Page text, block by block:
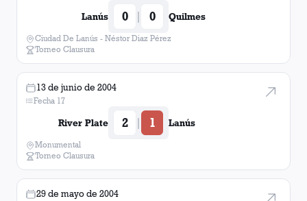
Lanús 0 | 0 Quilmes
Ciudad De Lanús - Néstor Diaz Pérez
Torneo Clausura
13 de junio de 2004
Fecha 17
River Plate 2 | 1 Lanús
Monumental
Torneo Clausura
29 de mayo de 2004